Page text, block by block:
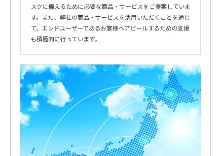
スクに備えるために必要な商品・サービスをご提案していま
す。また、弊社の商品・サービスを活用いただくことを通じ
て、エンドユーザーであるお客様へアピールするための支援
も積極的に行っています。